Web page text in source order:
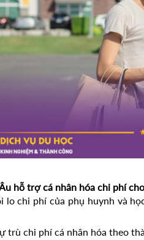
hỗ trợ cá nhân hóa chi phí
lo chi phí của phụ huynh và
trù chi phí cá nhân hóa theo